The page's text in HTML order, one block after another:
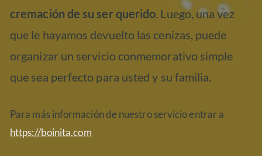
cremación de su ser querido. Luego, una vez
que le hayamos devuelto las cenizas, puede
organizar un servicio conmemorativo simple
que sea perfecto para usted y su familia.
Para más información de nuestro servicio entrar a
https://boinita.com